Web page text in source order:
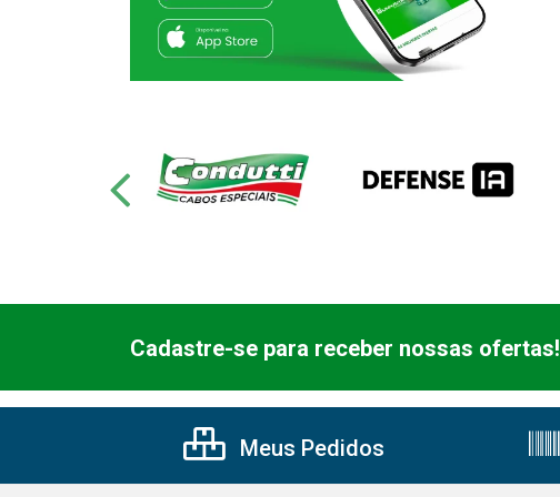
Cadastre-se para receber nossas ofertas!
Meus Pedidos